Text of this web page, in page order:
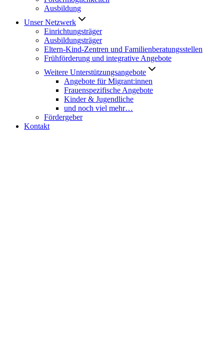
Ausbildung
Unser Netzwerk
Einrichtungsträger
Ausbildungsträger
Eltern-Kind-Zentren und Familienberatungsstellen
Frühförderung und integrative Angebote
Weitere Unterstützungsangebote
Angebote für Migrant:innen
Frauenspezifische Angebote
Kinder & Jugendliche
und noch viel mehr…
Fördergeber
Kontakt